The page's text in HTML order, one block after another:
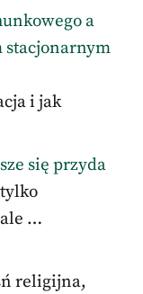
a
i jak
się przyda
…
religijna,